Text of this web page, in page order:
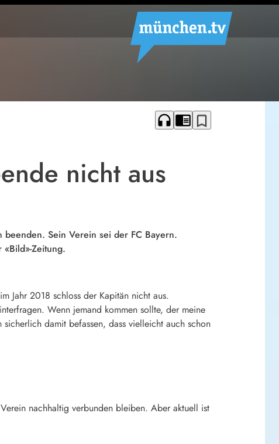
headphones chrome_reader_mode bookmark_border
nicht aus
Sein Verein sei der FC Bayern.
Zeitung.
Jahr 2018 schloss der Kapitän nicht aus.
Wenn jemand kommen sollte, der meine
damit befassen, dass vielleicht auch schon
nachhaltig verbunden bleiben. Aber aktuell ist